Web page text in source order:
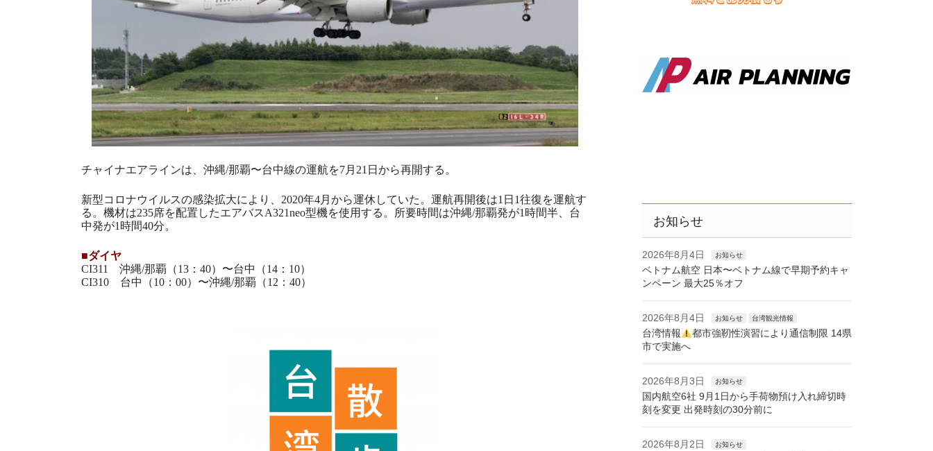
チャイナエアラインは、沖縄/那覇〜台中線の運航を7月21日から再開する。
新型コロナウイルスの感染拡大により、2020年4月から運休していた。運航再開後は1日1往復を運航す
る。機材は235席を配置したエアバスA321neo型機を使用する。所要時間は沖縄/那覇発が1時間半、台
中発が1時間40分。
■ダイヤ
CI311 沖縄/那覇（13：40）〜台中（14：10）
CI310 台中（10：00）〜沖縄/那覇（12：40）
お知らせ
2026年8月4日 お知らせ
ベトナム航空 日本〜ベトナム線で早期予約キャ
ンペーン 最大25％オフ
2026年8月4日 お知らせ 台湾観光情報
台湾情報
都市強靭性演習により通信制限 14県
市で実施へ
2026年8月3日 お知らせ
国内航空6社 9月1日から手荷物預け入れ締切時
刻を変更 出発時刻の30分前に
2026年8月2日 お知らせ